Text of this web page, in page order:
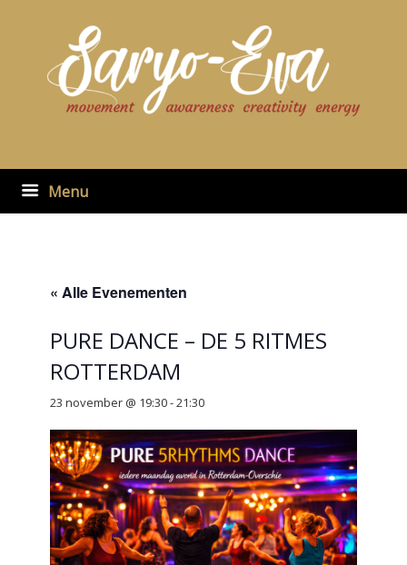
Menu
« Alle Evenementen
PURE DANCE – DE 5 RITMES
ROTTERDAM
23 november @ 19:30-21:30